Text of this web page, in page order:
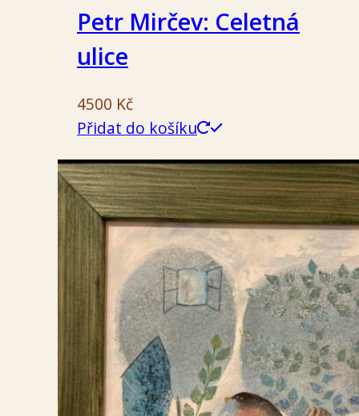
Petr Mirčev: Celetná
ulice
4500 Kč
Přidat do košíku